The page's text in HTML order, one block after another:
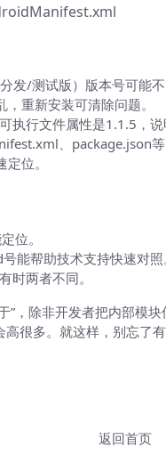
发/测试版）版本号可能不
重新安装可清除问题。
行文件属性是1.1.5，说
、package.json等
位。
位。
能帮助技术支持快速对照
时两者不同。
，除非开发者把内部
很多。就这样，别忘
返回首页